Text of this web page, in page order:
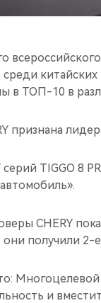
среди
в ТОП-10 в
признана
TIGGO 8
CHERY
они получили 2-
и